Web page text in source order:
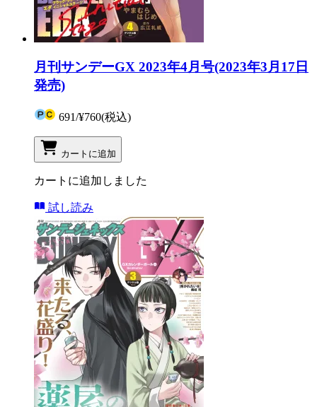
月刊サンデーGX 2023年4月号(2023年3月17日
発売)
691/¥760(税込)
カートに追加
カートに追加しました
試し読み